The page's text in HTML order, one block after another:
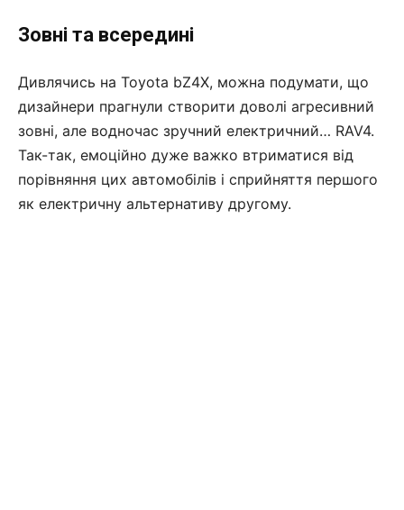
Зовні та всередині
Дивлячись на Toyota bZ4X, можна подумати, що
дизайнери прагнули створити доволі агресивний
зовні, але водночас зручний електричний… RAV4.
Так-так, емоційно дуже важко втриматися від
порівняння цих автомобілів і сприйняття першого
як електричну альтернативу другому.